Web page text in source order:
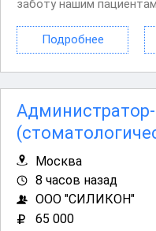
заботу нашим
Мы гордимся своим
теплыми отношениями
Подробнее
Москва
8 часов назад
ООО "СИЛИКОН"
65 000